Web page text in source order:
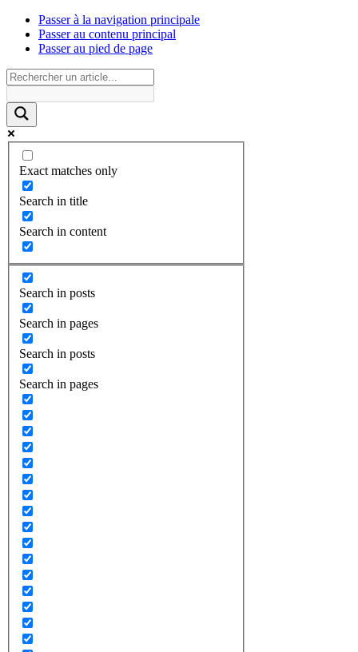
Passer à la navigation principale
Passer au contenu principal
Passer au pied de page
Exact matches only
Search in title
Search in content
Search in posts
Search in pages
Search in posts
Search in pages